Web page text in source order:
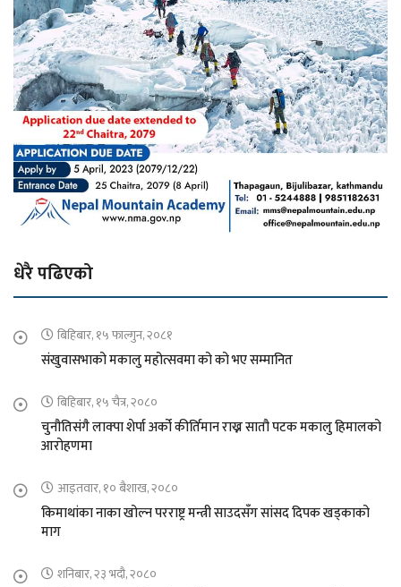
धेरै पढिएको
बिहिबार, १५ फाल्गुन, २०८१
संखुवासभाको मकालु महोत्सवमा को को भए सम्मानित
बिहिबार, १५ चैत्र, २०८०
चुनौतिसंगै लाक्पा शेर्पा अर्को कीर्तिमान राख्न सातौ पटक मकालु हिमालको
आरोहणमा
आइतवार, १० बैशाख, २०८०
किमाथांका नाका खोल्न परराष्ट्र मन्त्री साउदसँग सांसद दिपक खड्काको
माग
शनिबार, २३ भदौ, २०८०